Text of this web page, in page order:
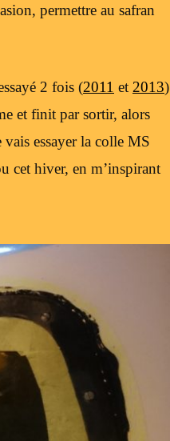
permettre au safran
2 fois (2011 et 2013)
et finit par sortir, alors
essayer la colle MS
cet hiver, en m’inspirant